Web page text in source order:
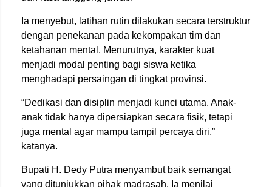
Ia menyebut, latihan rutin dilakukan secara terstruktur
dengan penekanan pada kekompakan tim dan
ketahanan mental. Menurutnya, karakter kuat
menjadi modal penting bagi siswa ketika
menghadapi persaingan di tingkat provinsi.
“Dedikasi dan disiplin menjadi kunci utama. Anak-
anak tidak hanya dipersiapkan secara fisik, tetapi
juga mental agar mampu tampil percaya diri,”
katanya.
Bupati H. Dedy Putra menyambut baik semangat
yang ditunjukkan pihak madrasah. Ia menilai